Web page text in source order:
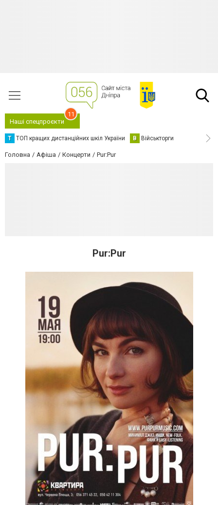
Наші спецпроєкти
11
Т ТОП кращих дистанційних шкіл України В Військторги
Головна Афіша Концерти Pur:Pur
Pur:Pur